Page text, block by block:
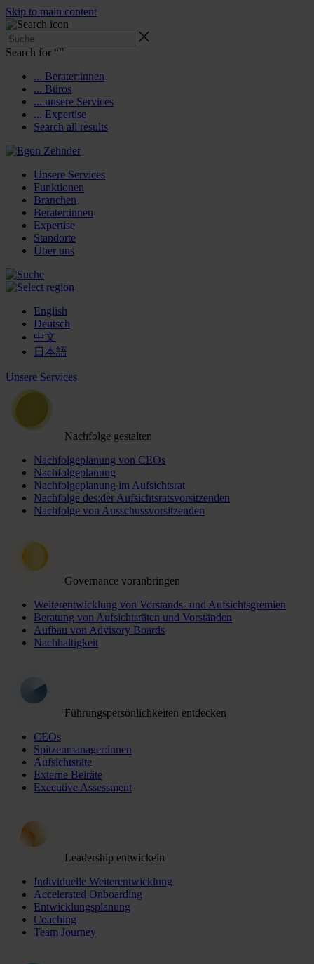
Skip to main content
Search for “”
... Berater:innen
... Büros
... unsere Services
... Expertise
Search all results
Unsere Services
Funktionen
Branchen
Berater:innen
Expertise
Standorte
Über uns
English
Deutsch
中文
日本語
Unsere Services
Nachfolge gestalten
Nachfolgeplanung von CEOs
Nachfolgeplanung
Nachfolgeplanung im Aufsichtsrat
Nachfolge des:der Aufsichtsratsvorsitzenden
Nachfolge von Ausschussvorsitzenden
Governance voranbringen
Weiterentwicklung von Vorstands- und Aufsichtsgremien
Beratung von Aufsichtsräten und Vorständen
Aufbau von Advisory Boards
Nachhaltigkeit
Führungspersönlichkeiten entdecken
CEOs
Spitzenmanager:innen
Aufsichtsräte
Externe Beiräte
Executive Assessment
Leadership entwickeln
Individuelle Weiterentwicklung
Accelerated Onboarding
Entwicklungsplanung
Coaching
Team Journey